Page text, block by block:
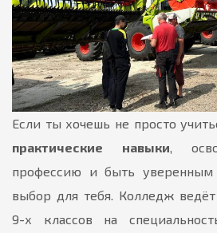
Если ты хочешь не просто
практические навыки ,
профессию и быть
выбор для тебя. Колледж
9-х классов на